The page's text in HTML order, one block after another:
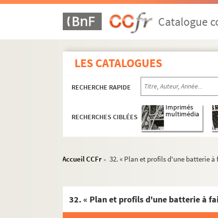
Catalogue
LES CATALOGUES
RECHERCHE RAPIDE
RECHERCHES CIBLÉES
Imprimés
multimédia
Accueil CCFr > 32. « Plan et profils d'une batterie à
1. « Carte de la baye de Marseille
2. « Plan des sondes du bassin du port
4. « Petite salle du bagne, magasins
5. « Plan, élévation, coupe et projet
6. « Plan des hangards pour mettre les
7. « Plan orissontal et coupe verticalle
8. « Plan des différents bastiments de
9. « Plan d'une nouvelle boulangerie. A
13. « Profil... d'une nouvelle
14. « Plan du port de Marseille pour